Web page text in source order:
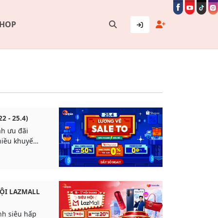
- 25.4)
ưu đãi
khuyến
kiệm chi
LAZMALL
siêu hấp